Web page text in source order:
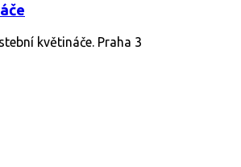
květináče. Praha 3